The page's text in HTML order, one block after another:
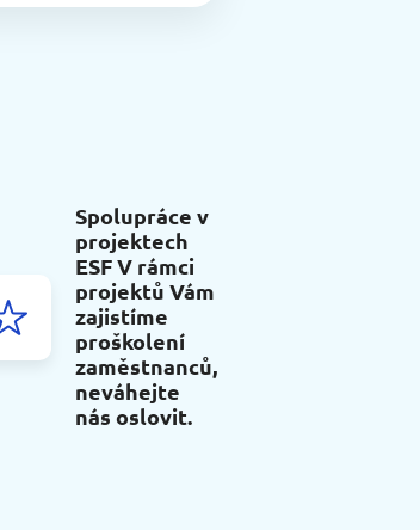
Spolupráce v
projektech
ESF V rámci
projektů Vám
zajistíme
proškolení
zaměstnanců,
neváhejte
nás oslovit.